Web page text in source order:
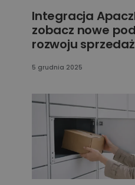
Integracja
zobacz nowe
rozwoju
5 grudnia 2025